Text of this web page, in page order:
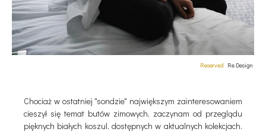
Reserved Re.Design
Chociaż w ostatniej "sondzie" największym zainteresowaniem
cieszył się temat butów zimowych, zaczynam od przeglądu
pięknych białych koszul, dostępnych w aktualnych kolekcjach.